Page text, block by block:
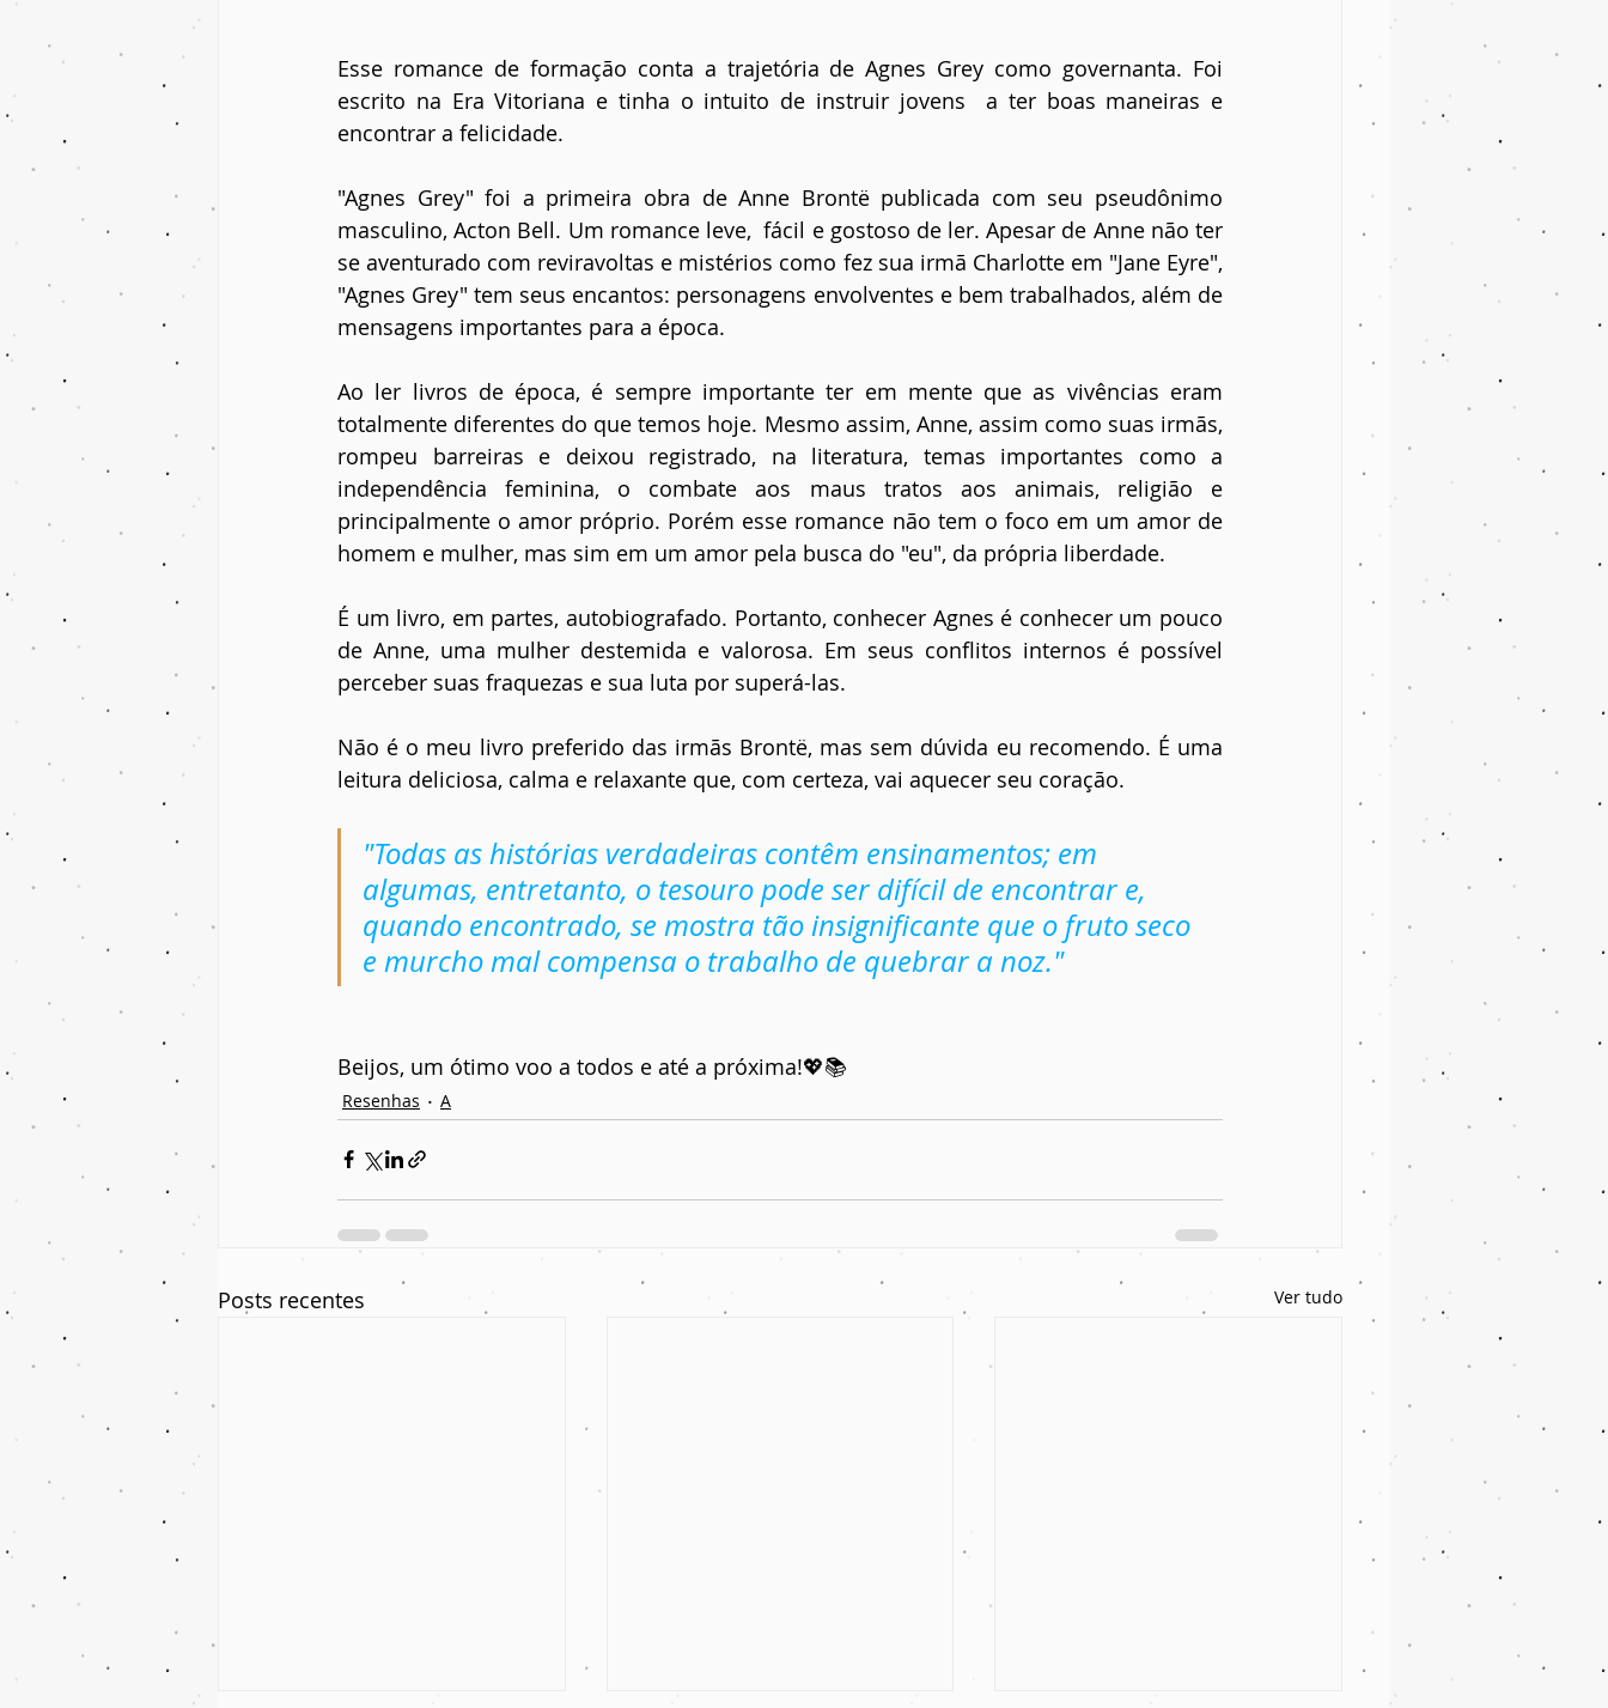
Esse romance de formação conta a trajetória de Agnes Grey como governanta. Foi
escrito na Era Vitoriana e tinha o intuito de instruir jovens  a ter boas maneiras e
encontrar a felicidade.
"Agnes Grey" foi a primeira obra de Anne Brontë publicada com seu pseudônimo
masculino, Acton Bell. Um romance leve,  fácil e gostoso de ler. Apesar de Anne não ter
se aventurado com reviravoltas e mistérios como fez sua irmã Charlotte em "Jane Eyre",
"Agnes Grey" tem seus encantos: personagens envolventes e bem trabalhados, além de
mensagens importantes para a época.
Ao ler livros de época, é sempre importante ter em mente que as vivências eram
totalmente diferentes do que temos hoje. Mesmo assim, Anne, assim como suas irmãs,
rompeu barreiras e deixou registrado, na literatura, temas importantes como a
independência feminina, o combate aos maus tratos aos animais, religião e
principalmente o amor próprio. Porém esse romance não tem o foco em um amor de
homem e mulher, mas sim em um amor pela busca do "eu", da própria liberdade.
É um livro, em partes, autobiografado. Portanto, conhecer Agnes é conhecer um pouco
de Anne, uma mulher destemida e valorosa. Em seus conflitos internos é possível
perceber suas fraquezas e sua luta por superá-las.
Não é o meu livro preferido das irmãs Brontë, mas sem dúvida eu recomendo. É uma
leitura deliciosa, calma e relaxante que, com certeza, vai aquecer seu coração.
"Todas as histórias verdadeiras contêm ensinamentos; em
algumas, entretanto, o tesouro pode ser difícil de encontrar e,
quando encontrado, se mostra tão insignificante que o fruto seco
e murcho mal compensa o trabalho de quebrar a noz."
Beijos, um ótimo voo a todos e até a próxima!💖📚
Resenhas A
Posts recentes Ver tudo